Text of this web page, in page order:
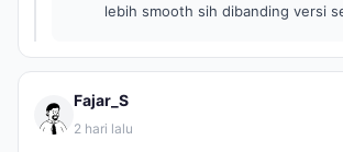
lebih smooth sih dibanding versi
Fajar_S
2 hari lalu